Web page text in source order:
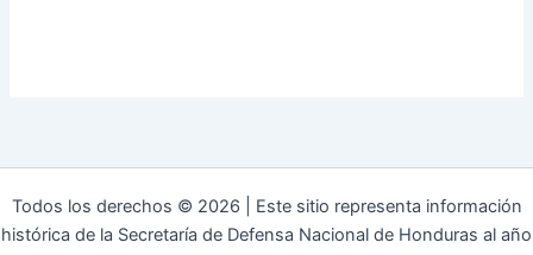
Todos los derechos © 2026 | Este sitio representa información
histórica de la Secretaría de Defensa Nacional de Honduras al año